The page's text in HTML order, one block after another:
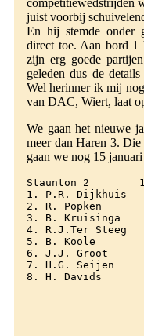
competitiewedstrijden
juist voorbij
En hij stemde onder
direct toe. Aan bord 1
zijn erg goede
geleden dus de
Wel herinner ik mij
van DAC, Wiert, laat
We gaan het nieuwe
meer dan Haren 3.
gaan we nog 15
Staunton 2
1. P.R. Dijkhuis
2. R. Popken
3. B. Kruisinga
4. R.J.Ter Steeg
5. B. Koole
6. J.J. Groot
7. H.G. Seijen
8. H. Davids